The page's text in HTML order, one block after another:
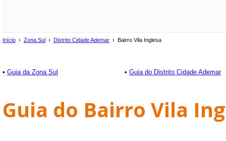
Início › Zona Sul › Distrito Cidade Ademar › Bairro Vila Inglesa
• Guia da Zona Sul • Guia do Distrito Cidade Ademar
Guia do Bairro Vila